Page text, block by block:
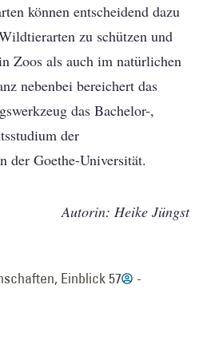
können entscheidend dazu
zu schützen und
Zoos als auch im natürlichen
nebenbei bereichert das
das Bachelor-,
der
der Goethe-Universität.
Autorin: Heike Jüngst
, Einblick 57 -